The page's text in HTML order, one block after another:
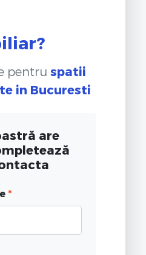
pentru spatii
in Bucuresti
are
*